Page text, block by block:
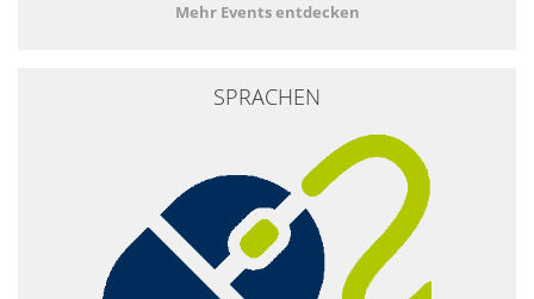
Mehr Events entdecken
SPRACHEN